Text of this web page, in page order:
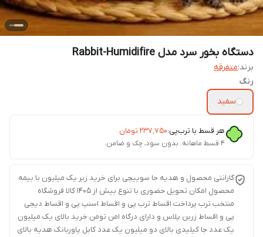
دستگاه بخور سرد مدل Rabbit-Humidifire
برند:متفرقه
رنگ
سفید
هر قسط با ترب‌پی:۲۳۷٬۷۵۰ تومان
۴ قسط ماهانه. بدون سود، چک و ضامن.
گارانتی محصول و هدیه جا سوییچی برای خرید زیر یک میلیون با بیمه
محصول امکان تحویل حضوری با تنوع بیش از 1405 کالا فروشگاه
منتخب ترب پرداخت اقساط ترب پی و اقساط اسنپ پی و اقساط دیجی
پی و اقساط زرین پلاس و دارای درگاه امن تومن خرید بالای یک میلیون
یک عدد جا کیلیدی بالای دو میلیون یک عدد کابل پاوربانک هدیه بالای